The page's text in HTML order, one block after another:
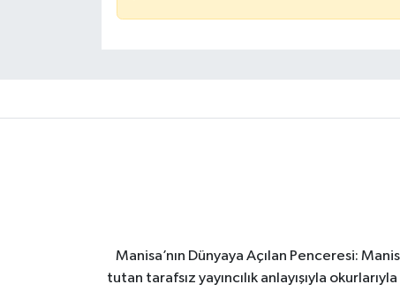
Manisa’nın Dünyaya Açılan Penceresi:
tutan tarafsız yayıncılık anlayışıyla